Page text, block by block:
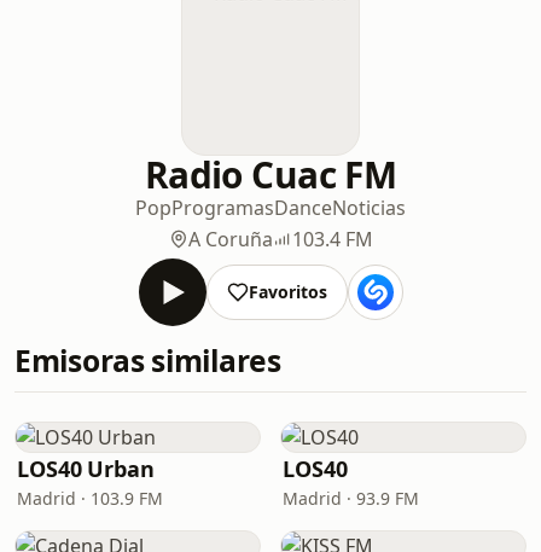
Radio Cuac FM
PopProgramasDanceNoticias
A Coruña
103.4 FM
Favoritos
Emisoras similares
LOS40 Urban
Madrid · 103.9 FM
LOS40
Madrid · 93.9 FM